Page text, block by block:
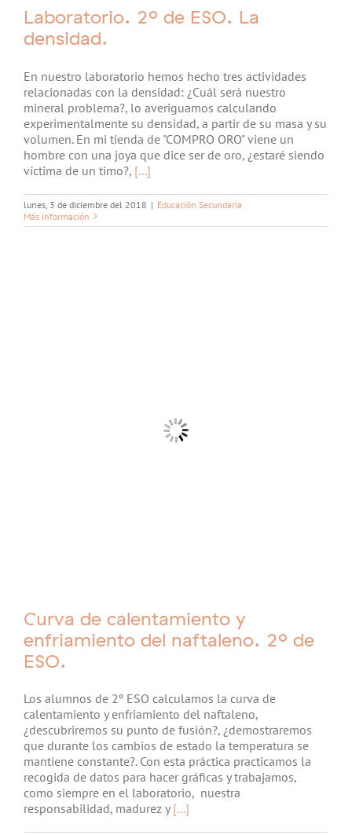
Laboratorio. 2º de ESO. La
densidad.
En nuestro laboratorio hemos hecho tres actividades
relacionadas con la densidad: ¿Cuál será nuestro
mineral problema?, lo averiguamos calculando
experimentalmente su densidad, a partir de su masa y su
volumen. En mi tienda de "COMPRO ORO" viene un
hombre con una joya que dice ser de oro, ¿estaré siendo
víctima de un timo?, [...]
lunes, 3 de diciembre del 2018 | Educación Secundaria
Más información
Curva de calentamiento y
enfriamiento del naftaleno. 2º de
ESO.
Los alumnos de 2º ESO calculamos la curva de
calentamiento y enfriamiento del naftaleno,
¿descubriremos su punto de fusión?, ¿demostraremos
que durante los cambios de estado la temperatura se
mantiene constante?. Con esta práctica practicamos la
recogida de datos para hacer gráficas y trabajamos,
como siempre en el laboratorio, nuestra
responsabilidad, madurez y [...]